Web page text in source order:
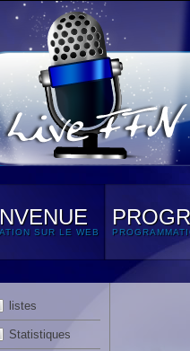
SUR LE WEB
listes
Statistiques